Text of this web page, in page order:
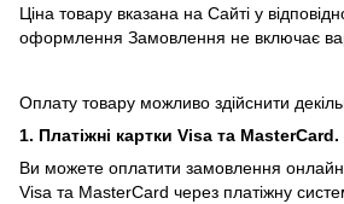
Ціна товару вказана на Сайті у
оформлення Замовлення не включає
Оплату товару можливо здійснити
1. Платіжні картки Visa та MasterCard.
Ви можете оплатити замовлення онлайн
Visa та MasterCard через платіжну